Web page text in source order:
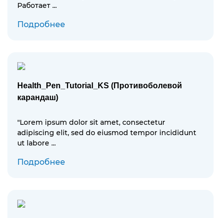
Работает ...
Подробнее
Health_Pen_Tutorial_KS (Противоболевой
карандаш)
"Lorem ipsum dolor sit amet, consectetur
adipiscing elit, sed do eiusmod tempor incididunt
ut labore ...
Подробнее